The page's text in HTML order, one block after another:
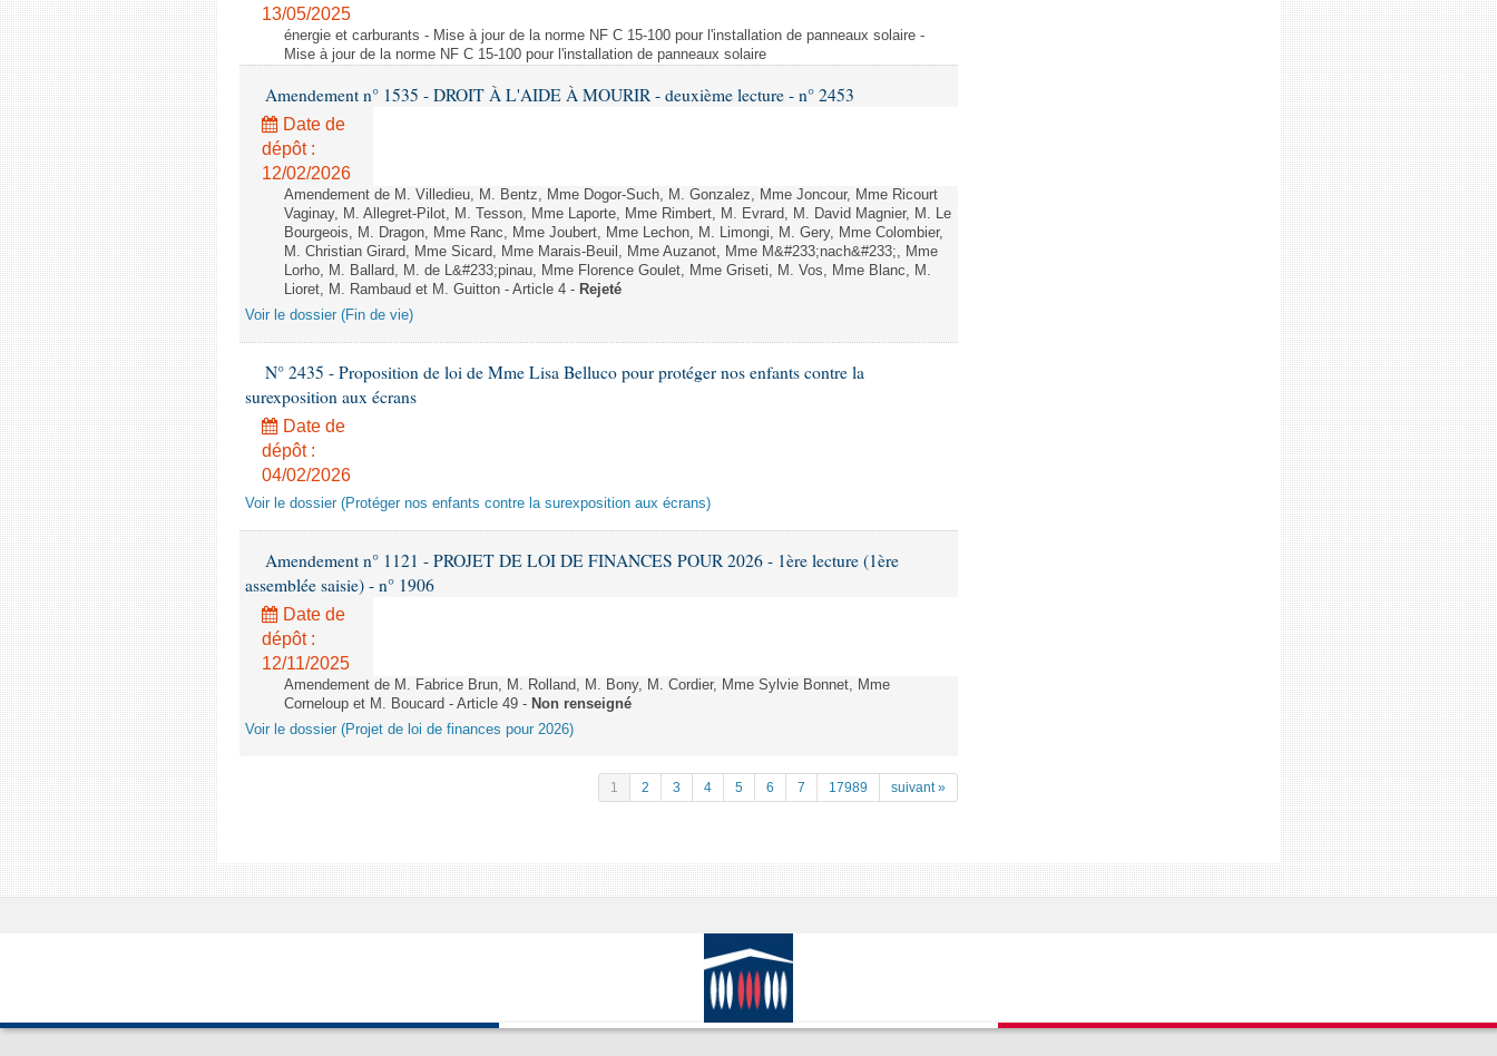
13/05/2025
énergie et carburants - Mise à jour de la norme NF C 15-100 pour l'installation de panneaux solaire -
Mise à jour de la norme NF C 15-100 pour l'installation de panneaux solaire
Amendement n° 1535 - DROIT À L'AIDE À MOURIR - deuxième lecture - n° 2453
Date de
dépôt :
12/02/2026
Amendement de M. Villedieu, M. Bentz, Mme Dogor-Such, M. Gonzalez, Mme Joncour, Mme Ricourt
Vaginay, M. Allegret-Pilot, M. Tesson, Mme Laporte, Mme Rimbert, M. Evrard, M. David Magnier, M. Le
Bourgeois, M. Dragon, Mme Ranc, Mme Joubert, Mme Lechon, M. Limongi, M. Gery, Mme Colombier,
M. Christian Girard, Mme Sicard, Mme Marais-Beuil, Mme Auzanot, Mme M&#233;nach&#233;, Mme
Lorho, M. Ballard, M. de L&#233;pinau, Mme Florence Goulet, Mme Griseti, M. Vos, Mme Blanc, M.
Lioret, M. Rambaud et M. Guitton - Article 4 - Rejeté
Voir le dossier (Fin de vie)
N° 2435 - Proposition de loi de Mme Lisa Belluco pour protéger nos enfants contre la
surexposition aux écrans
Date de
dépôt :
04/02/2026
Voir le dossier (Protéger nos enfants contre la surexposition aux écrans)
Amendement n° 1121 - PROJET DE LOI DE FINANCES POUR 2026 - 1ère lecture (1ère
assemblée saisie) - n° 1906
Date de
dépôt :
12/11/2025
Amendement de M. Fabrice Brun, M. Rolland, M. Bony, M. Cordier, Mme Sylvie Bonnet, Mme
Corneloup et M. Boucard - Article 49 - Non renseigné
Voir le dossier (Projet de loi de finances pour 2026)
1 2 3 4 5 6 7 17989 suivant »